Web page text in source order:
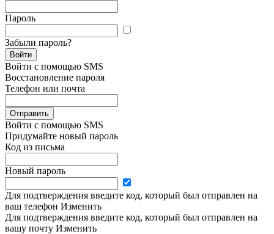
Пароль
Забыли пароль?
Войти
Войти с помощью SMS
Восстановление пароля
Телефон или почта
Отправить
Войти с помощью SMS
Придумайте новый пароль
Код из письма
Новый пароль
Для подтверждения введите код, который был отправлен на
ваш телефон Изменить
Для подтверждения введите код, который был отправлен на
вашу почту Изменить